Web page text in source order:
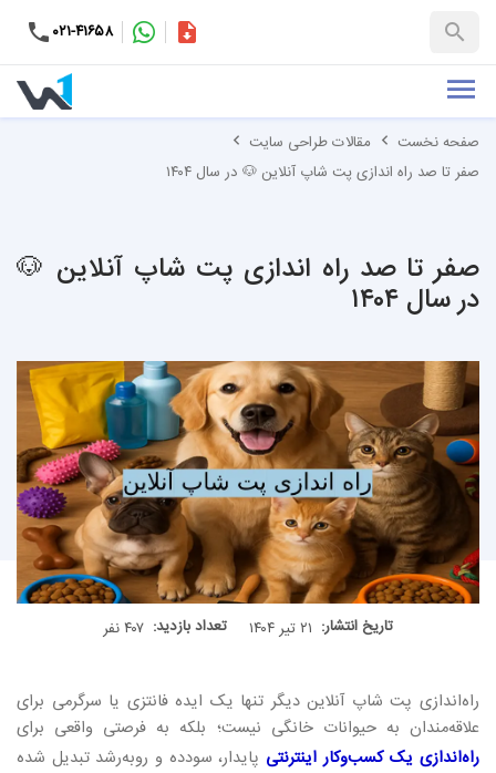
۰۲۱-۴۱۶۵۸
+۹۸-کاتالوگ
صفحه نخست
مقالات طراحی سایت
صفر تا صد راه‌ اندازی پت شاپ آنلاین 🐶 در سال ۱۴۰۴
صفر تا صد راه‌ اندازی پت شاپ آنلاین 🐶
در سال ۱۴۰۴
تاریخ انتشار: ۲۱ تیر ۱۴۰۴ تعداد بازدید: ۴۰۷ نفر
راه‌اندازی پت شاپ آنلاین دیگر تنها یک ایده فانتزی یا سرگرمی برای
علاقه‌مندان به حیوانات خانگی نیست؛ بلکه به فرصتی واقعی برای
راه‌اندازی یک کسب‌وکار اینترنتی پایدار، سودده و روبه‌رشد تبدیل شده